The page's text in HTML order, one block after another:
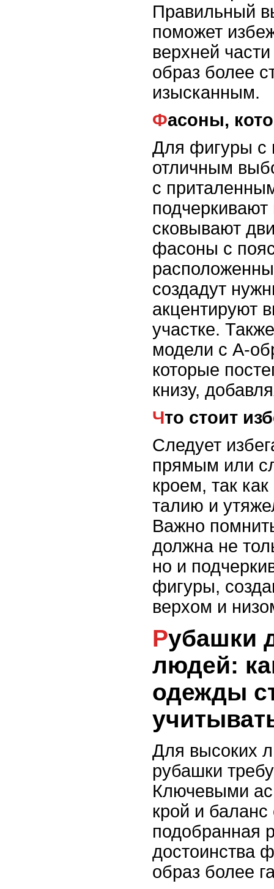
Правильный
поможет
верхней
образ более
изысканным.
Фасоны,
Для фигуры с
отличным
с
сковывают
фасоны с
создадут
акцентируют
участке.
модели с A-
которые
книзу,
Что стоит
Следует
прямым или
кроем, так
талию и
Важно
должна не
но и
фигуры,
верхом и
Рубашки для высоких
людей:
одежды
Для высоких
рубашки
Ключевыми
крой и
подобранная
достоинства
образ более